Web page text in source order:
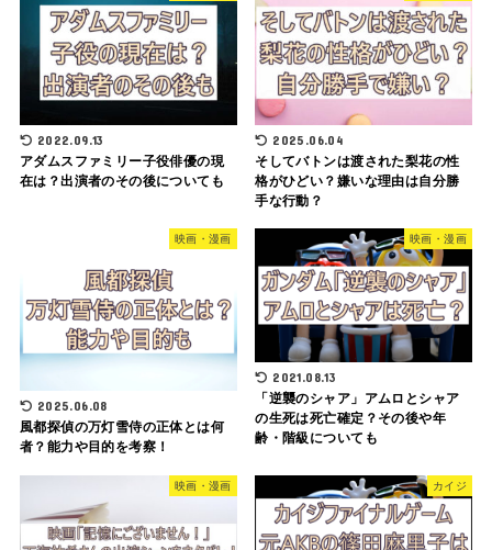
2022.09.13
アダムスファミリー子役俳優の現
在は？出演者のその後についても
2025.06.04
そしてバトンは渡された梨花の性
格がひどい？嫌いな理由は自分勝
手な行動？
映画・漫画
2025.06.08
風都探偵の万灯雪侍の正体とは何
者？能力や目的を考察！
映画・漫画
2021.08.13
「逆襲のシャア」アムロとシャア
の生死は死亡確定？その後や年
齢・階級についても
映画・漫画 カイジ